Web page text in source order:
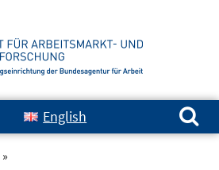
English
Suchen nach:
»